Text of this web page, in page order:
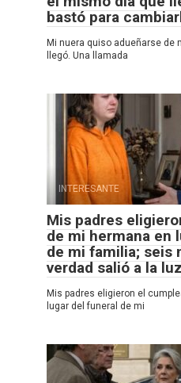
bastó para
Mi nuera quiso adueñarse de
llegó. Una llamada
INTERESANTE
Mis padres
de mi hermana en
de mi familia; seis
verdad salió a la
Mis padres eligieron el
lugar del funeral de mi